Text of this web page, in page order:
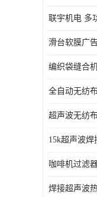
联宇机电 多